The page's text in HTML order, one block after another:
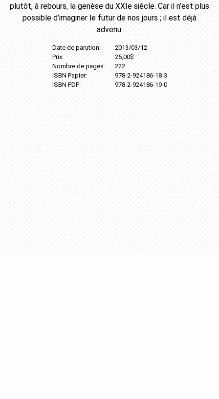
plutôt, à rebours, la genèse du XXIe siècle. Car il n’est plus
possible d’imaginer le futur de nos jours ; il est déjà
advenu.
Date de parution:
Prix:
Nombre de pages:
ISBN Papier:
ISBN PDF:
2013/03/12
25,00$
222
978-2-924186-18-3
978-2-924186-19-0